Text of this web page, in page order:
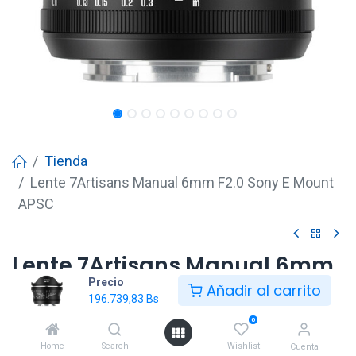
Precio
196.739,83 Bs Añadir al carrito
Home Search
0
Wishlist Cuenta
Tienda
Lente 7Artisans Manual 6mm F2.0 Sony E Mount
APSC
Lente 7Artisans Manual 6mm
F2.0 Sony E Mount APSC
196.739,83 Bs